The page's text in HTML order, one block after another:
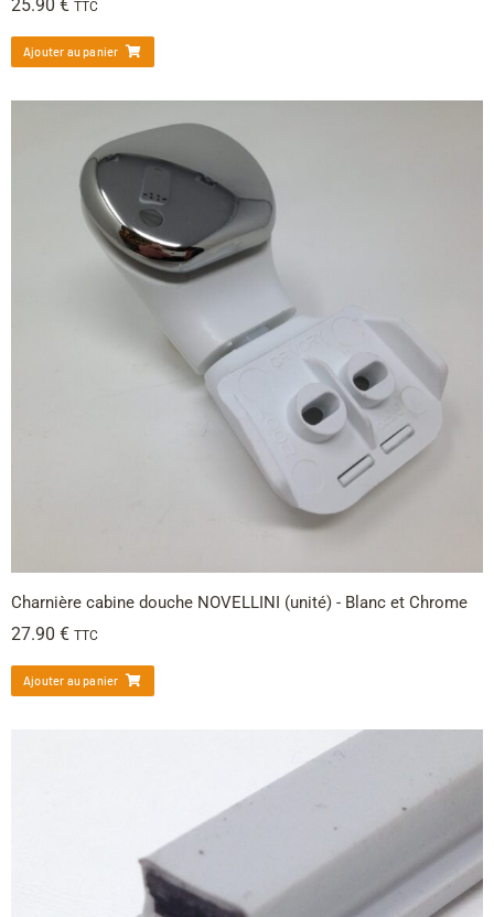
25.90 € TTC
Ajouter au panier
Charnière cabine douche NOVELLINI (unité) - Blanc et Chrome
27.90 € TTC
Ajouter au panier